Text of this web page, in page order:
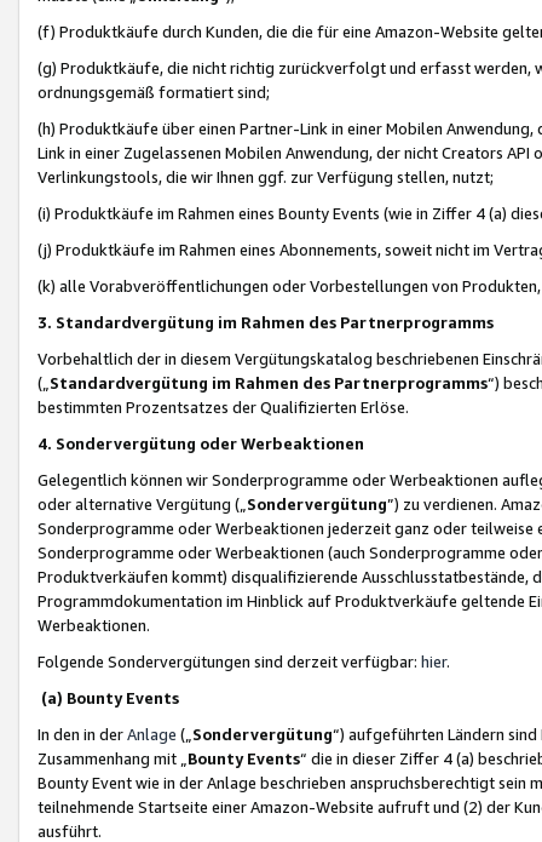
(f) Produktkäufe durch Kunden, die die für eine Amazon-Website
(g) Produktkäufe, die nicht richtig zurückverfolgt und erfasst werden,
ordnungsgemäß formatiert sind;
(h) Produktkäufe über einen Partner-Link in einer Mobilen
Link in einer Zugelassenen Mobilen Anwendung, der nicht Creators
Verlinkungstools, die wir Ihnen ggf. zur Verfügung stellen, nutzt;
(i) Produktkäufe im Rahmen eines Bounty Events (wie in Ziffer 4 (a)
(j) Produktkäufe im Rahmen eines Abonnements, soweit nicht im
(k) alle Vorabveröffentlichungen oder Vorbestellungen von
3. Standardvergütung im Rahmen des Partnerprogramms
Vorbehaltlich der in diesem Vergütungskatalog beschriebenen
(„ Standardvergütung im Rahmen des Partnerprogramms“)
bestimmten Prozentsatzes der Qualifizierten Erlöse.
4. Sondervergütung oder Werbeaktionen
Gelegentlich können wir Sonderprogramme oder Werbeaktionen
oder alternative Vergütung („ Sondervergütung”) zu verdienen.
Sonderprogramme oder Werbeaktionen jederzeit ganz oder
Sonderprogramme oder Werbeaktionen (auch Sonderprogramme
Produktverkäufen kommt) disqualifizierende Ausschlusstatbestände,
Programmdokumentation im Hinblick auf Produktverkäufe geltende
Werbeaktionen.
Folgende Sondervergütungen sind derzeit verfügbar: hier.
(a) Bounty Events
In den in derAnlage („ Sondervergütung“) aufgeführten Ländern
Zusammenhang mit „ Bounty Events“ die in dieser Ziffer 4 (a)
Bounty Event wie in der Anlage beschrieben anspruchsberechtigt sein
teilnehmende Startseite einer Amazon-Website aufruft und (2) der
ausführt.